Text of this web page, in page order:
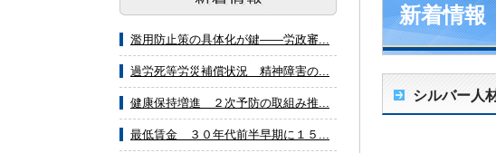
新着情報
シルバー人
濫用防止策の具体化が鍵――労政審...
過労死等労災補償状況 精神障害の...
健康保持増進 ２次予防の取組み推...
最低賃金 ３０年代前半早期に１５...